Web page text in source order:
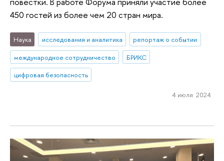
450 гостей из более чем 20 стран мира.
Наука исследования и аналитика
репортаж о событии
международное сотрудничество
БРИКС
цифровая безопасность
4 июля 2024